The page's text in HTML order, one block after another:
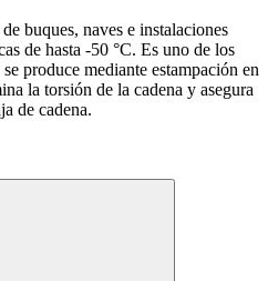
buques, naves e instalaciones
de hasta -50 °С. Es uno de los
produce mediante estampación en
la torsión de la cadena y asegura
de cadena.